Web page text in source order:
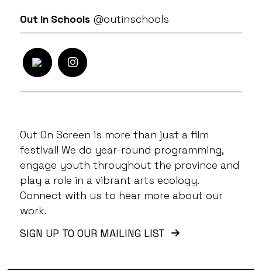
Out In Schools @outinschools
Out On Screen is more than just a film
festival! We do year-round programming,
engage youth throughout the province and
play a role in a vibrant arts ecology.
Connect with us to hear more about our
work.
SIGN UP TO OUR MAILING LIST